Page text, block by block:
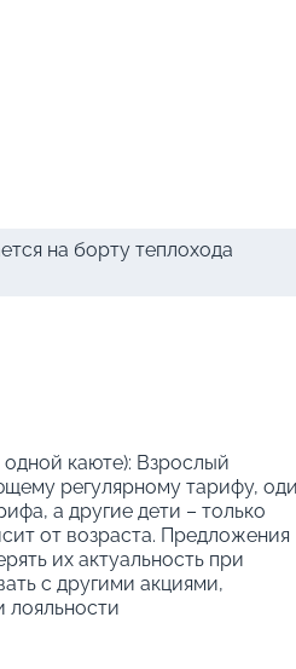
на борту теплохода
одной каюте): Взрослый
регулярному тарифу,
а другие дети – только
от возраста. Предложения
их актуальность при
с другими акциями,